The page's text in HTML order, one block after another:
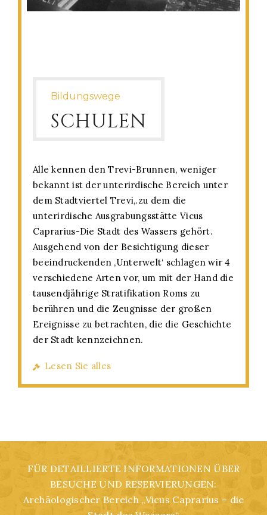
Bildungswege
SCHULEN
Alle kennen den Trevi-Brunnen, weniger
bekannt ist der unterirdische Bereich unter
dem Stadtviertel Trevi,.zu dem die
unterirdische Ausgrabungsstätte Vicus
Caprarius-Die Stadt des Wassers gehört.
Ausgehend von der Besichtigung dieser
beeindruckenden ‚Unterwelt‘ schlagen wir 4
verschiedene Arten vor, um mit der Hand die
tausendjährige Stratifikation Roms zu
berühren und die Zeugnisse der großen
Ereignisse zu betrachten, die die Geschichte
der Stadt kennzeichnen.
Lesen Sie alles
FÜR DETAILLIERTE INFORMATIONEN ÜBER
BESUCHE UND RESERVIERUNGEN:
Archäologischer Bereich „Vicus Caprarius – die